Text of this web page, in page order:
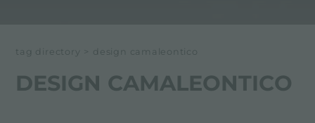
tag directory > design camaleontico
DESIGN CAMALEONTICO